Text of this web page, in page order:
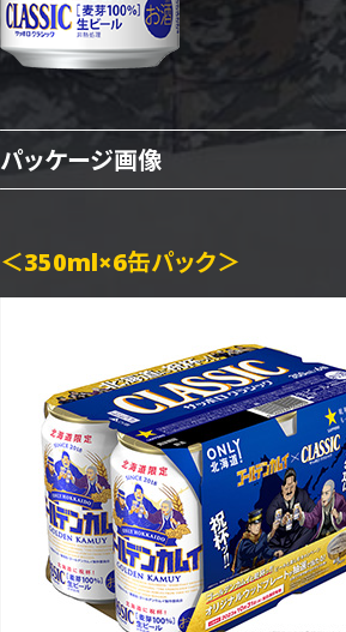
パッケージ画像
＜350ml×6缶パック＞